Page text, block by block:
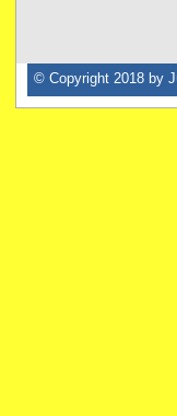
© Copyright 2018 by